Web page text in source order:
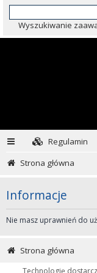
Wyszukiwanie
Regulamin
Strona główna
Informacje
Nie masz uprawnień do
Strona główna
Technologię